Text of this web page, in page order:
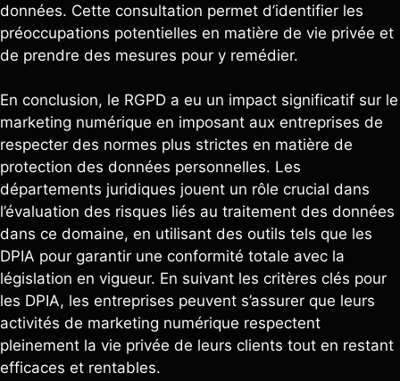
données. Cette consultation permet d’identifier les
préoccupations potentielles en matière de vie privée et
de prendre des mesures pour y remédier.
En conclusion, le RGPD a eu un impact significatif sur le
marketing numérique en imposant aux entreprises de
respecter des normes plus strictes en matière de
protection des données personnelles. Les
départements juridiques jouent un rôle crucial dans
l’évaluation des risques liés au traitement des données
dans ce domaine, en utilisant des outils tels que les
DPIA pour garantir une conformité totale avec la
législation en vigueur. En suivant les critères clés pour
les DPIA, les entreprises peuvent s’assurer que leurs
activités de marketing numérique respectent
pleinement la vie privée de leurs clients tout en restant
efficaces et rentables.